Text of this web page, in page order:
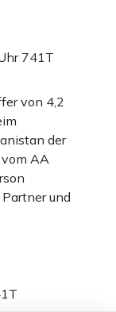
741T
von 4,2
der
AA
und